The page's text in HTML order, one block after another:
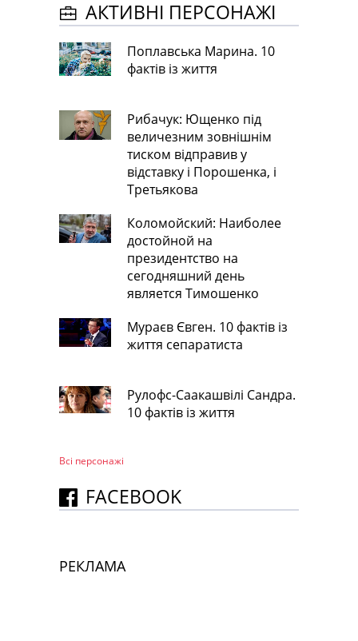
АКТИВНІ ПЕРСОНАЖІ
Поплавська Марина. 10
фактів із життя
Рибачук: Ющенко під
величезним зовнішнім
тиском відправив у
відставку і Порошенка, і
Третьякова
Коломойский: Наиболее
достойной на
президентство на
сегодняшний день
является Тимошенко
Мураєв Євген. 10 фактів із
життя сепаратиста
Рулофс-Саакашвілі Сандра.
10 фактів із життя
Всі персонажi
FACEBOOK
РЕКЛАМА